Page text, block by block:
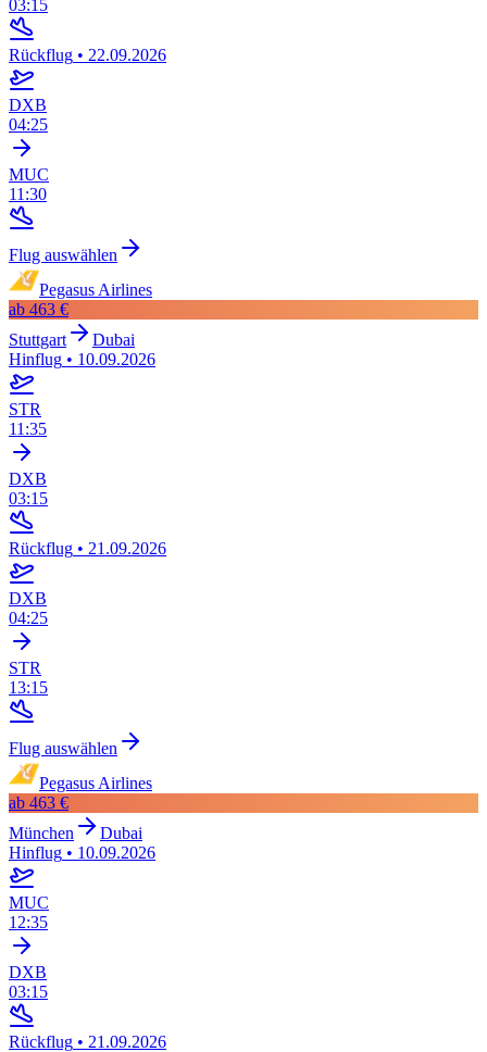
03:15
Rückflug • 22.09.2026
DXB
04:25
MUC
11:30
Flug auswählen
Pegasus Airlines
ab 463 €
Stuttgart
Dubai
Hinflug • 10.09.2026
STR
11:35
DXB
03:15
Rückflug • 21.09.2026
DXB
04:25
STR
13:15
Flug auswählen
Pegasus Airlines
ab 463 €
München
Dubai
Hinflug • 10.09.2026
MUC
12:35
DXB
03:15
Rückflug • 21.09.2026